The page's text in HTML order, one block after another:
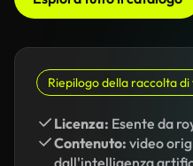
Riepilogo della raccolta
Licenza: Esente da
Contenuto: video
dall'intelligenza